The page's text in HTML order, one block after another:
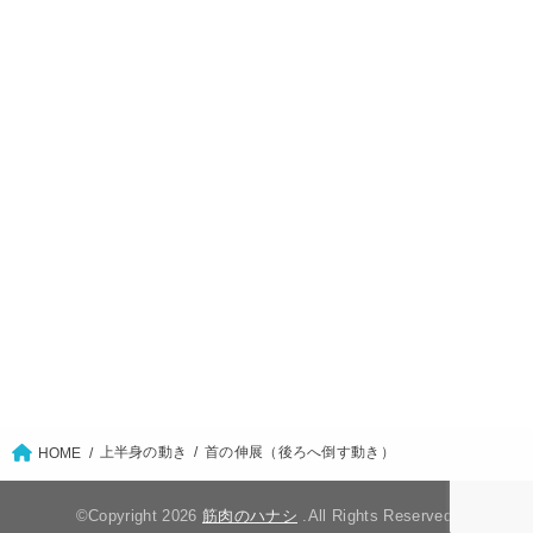
HOME 上半身の動き 首の伸展（後ろへ倒す動き）
©Copyright 2026筋肉のハナシ .All Rights Reserved.